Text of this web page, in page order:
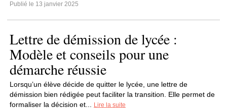
Publié le 13 janvier 2025
Lettre de démission de lycée :
Modèle et conseils pour une
démarche réussie
Lorsqu’un élève décide de quitter le lycée, une lettre de
démission bien rédigée peut faciliter la transition. Elle permet de
formaliser la décision et...
Lire la suite